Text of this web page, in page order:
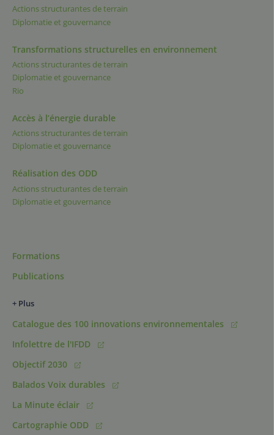
Actions structurantes de terrain
Diplomatie et gouvernance
Transformations structurelles en environnement
Actions structurantes de terrain
Diplomatie et gouvernance
Rio
Accès à l’énergie durable
Actions structurantes de terrain
Diplomatie et gouvernance
Réalisation des ODD
Actions structurantes de terrain
Diplomatie et gouvernance
Formations
Publications
+ Plus
Catalogue des 100 innovations environnementales
Infolettre de l'IFDD
Objectif 2030
Balados Voix durables
La Minute éclair
Cartographie ODD